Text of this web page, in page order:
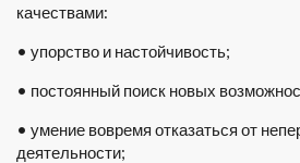
качествами:
• упорство и настойчивость;
• постоянный поиск новых
• умение вовремя отказаться от
деятельности;